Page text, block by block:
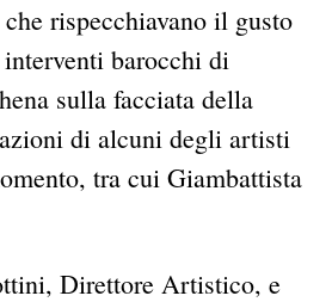
rispecchiavano il gusto
barocchi di
sulla facciata della
di alcuni degli artisti
tra cui Giambattista
Direttore Artistico, e